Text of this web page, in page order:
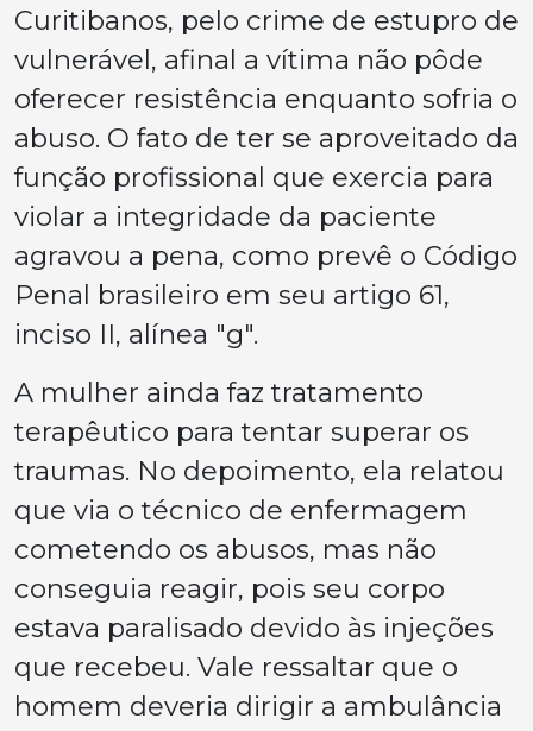
Curitibanos, pelo crime de estupro de
vulnerável, afinal a vítima não pôde
oferecer resistência enquanto sofria o
abuso. O fato de ter se aproveitado da
função profissional que exercia para
violar a integridade da paciente
agravou a pena, como prevê o Código
Penal brasileiro em seu artigo 61,
inciso II, alínea "g".
A mulher ainda faz tratamento
terapêutico para tentar superar os
traumas. No depoimento, ela relatou
que via o técnico de enfermagem
cometendo os abusos, mas não
conseguia reagir, pois seu corpo
estava paralisado devido às injeções
que recebeu. Vale ressaltar que o
homem deveria dirigir a ambulância